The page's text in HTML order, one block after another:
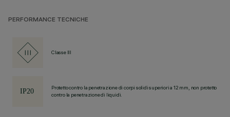
PERFORMANCE TECNICHE
Classe III
Protetto contro la penetrazione di corpi solidi superiori a 12 mm, non protetto
contro la penetrazione di liquidi.